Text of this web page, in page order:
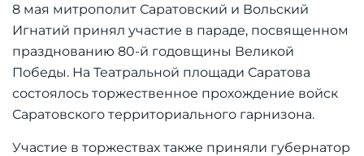
8 мая митрополит Саратовский и Вольский
Игнатий принял участие в параде, посвященном
празднованию 80-й годовщины Великой
Победы. На Театральной площади Саратова
состоялось торжественное прохождение войск
Саратовского территориального гарнизона.
Участие в торжествах также приняли губернатор